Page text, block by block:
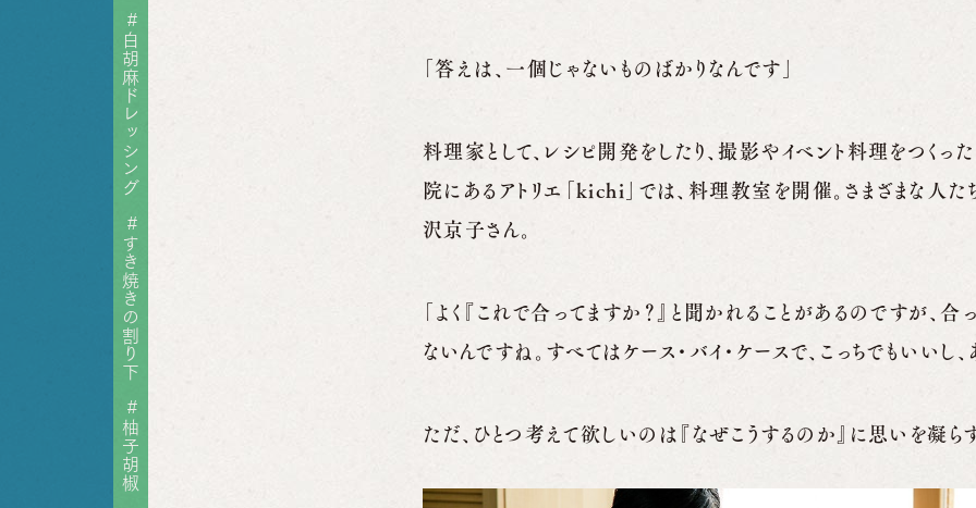
「答えは、一個じゃないものばかりなんです」
料理家として、レシピ開発をしたり、撮影やイベント料理をつくった
院にあるアトリエ「kichi」では、料理教室を開催。さまざまな人
沢京子さん。
「よく『これで合ってますか？』と聞かれることがあるのですが、
ないんですね。すべてはケース・バイ・ケースで、こっちでもいいし、
ただ、ひとつ考えて欲しいのは『なぜこうするのか』に思いを凝ら
#
白胡麻ドレッシング
#
すき焼きの割り下
#
柚子胡椒